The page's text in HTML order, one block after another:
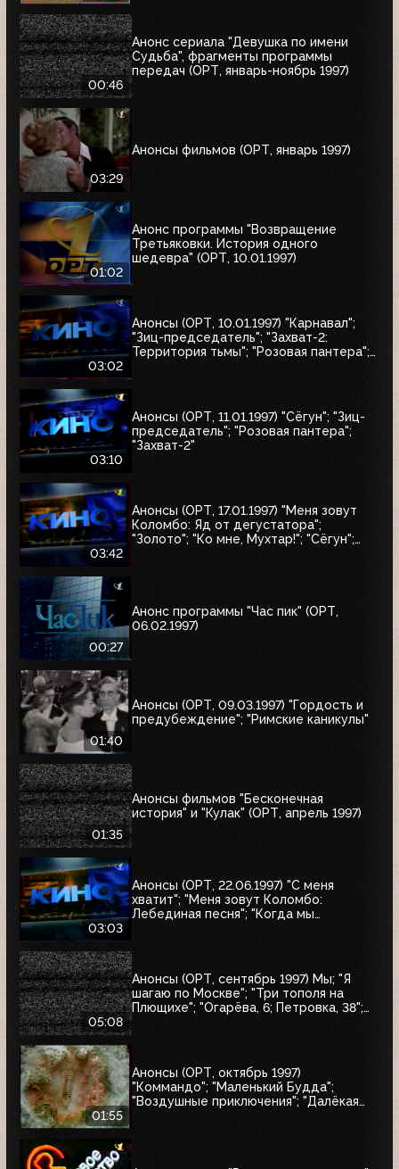
00:46
Анонс сериала "Девушка по имени
Судьба", фрагменты программы
передач (ОРТ, январь-ноябрь 1997)
03:29
Анонсы фильмов (ОРТ, январь 1997)
01:02
Анонс программы "Возвращение
Третьяковки. История одного
шедевра" (ОРТ, 10.01.1997)
03:02
Анонсы (ОРТ, 10.01.1997) "Карнавал";
"Зиц-председатель"; "Захват-2:
Территория тьмы"; "Розовая пантера";
03:10
Анонсы (ОРТ, 11.01.1997) "Сёгун"; "Зиц-
председатель"; "Розовая пантера";
"Захват-2"
03:42
Анонсы (ОРТ, 17.01.1997) "Меня зовут
Коломбо: Яд от дегустатора";
"Золото"; "Ко мне, Мухтар!"; "Сёгун";
00:27
Анонс программы "Час пик" (ОРТ,
06.02.1997)
01:40
Анонсы (ОРТ, 09.03.1997) "Гордость и
предубеждение"; "Римские каникулы"
01:35
Анонсы фильмов "Бесконечная
история" и "Кулак" (ОРТ, апрель 1997)
03:03
Анонсы (ОРТ, 22.06.1997) "С меня
хватит"; "Меня зовут Коломбо:
Лебединая песня"; "Когда мы
05:08
Анонсы (ОРТ, сентябрь 1997) Мы; "Я
шагаю по Москве"; "Три тополя на
Плющихе"; "Огарёва, 6; Петровка, 38";
01:55
Анонсы (ОРТ, октябрь 1997)
"Коммандо"; "Маленький Будда";
"Воздушные приключения"; "Далёкая